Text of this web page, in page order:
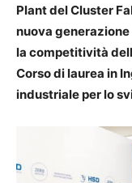
Plant del Cluster
nuova
la competitività
Corso di laurea in
industriale per lo